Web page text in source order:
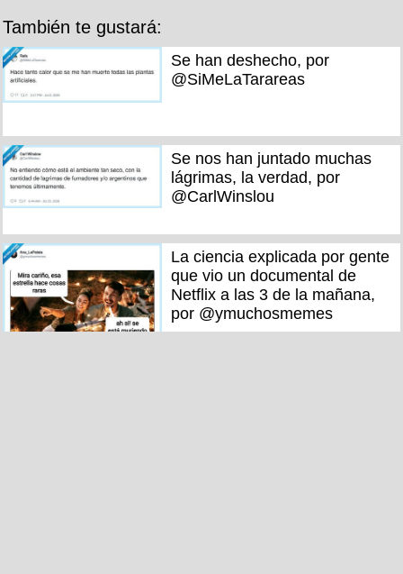
También te gustará:
Se han deshecho, por
@SiMeLaTarareas
Se nos han juntado muchas
lágrimas, la verdad, por
@CarlWinslou
La ciencia explicada por gente
que vio un documental de
Netflix a las 3 de la mañana,
por @ymuchosmemes